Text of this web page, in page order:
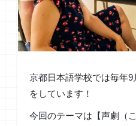
京都日本語学校では毎年9
をしています！
今回のテーマは【声劇（